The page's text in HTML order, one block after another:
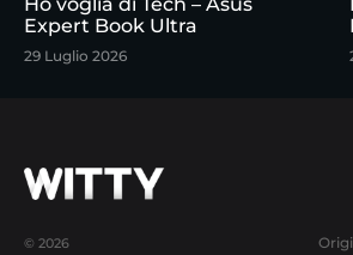
Expert Book Ultra
29 Luglio 2026
© 2026